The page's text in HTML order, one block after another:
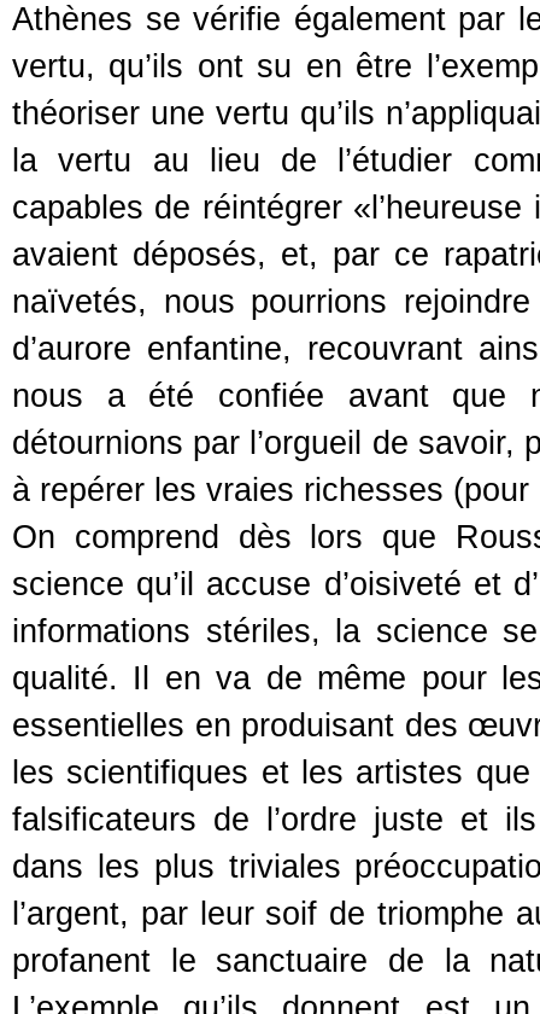
Athènes se vérifie également par
vertu, qu’ils ont su en être
théoriser une vertu qu’ils
la vertu au lieu de l’étudier
capables de réintégrer
avaient déposés, et, par ce
naïvetés, nous pourrions
d’aurore enfantine, recouvrant
nous a été confiée avant que
détournions par l’orgueil de savoir,
à repérer les vraies richesses
On comprend dès lors que
science qu’il accuse d’oisiveté et
informations stériles, la science
qualité. Il en va de même pour
essentielles en produisant des
les scientifiques et les artistes
falsificateurs de l’ordre juste et
dans les plus triviales
l’argent, par leur soif de triomphe
profanent le sanctuaire de la